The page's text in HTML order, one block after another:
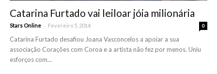
Catarina Furtado vai leiloar jóia milionária
Stars Online - Fevereiro 5, 2014 0
Catarina Furtado desafiou Joana Vasconcelos a apoiar a sua
associação Corações com Coroa e a artista não fez por menos. Uniu
esforços com...